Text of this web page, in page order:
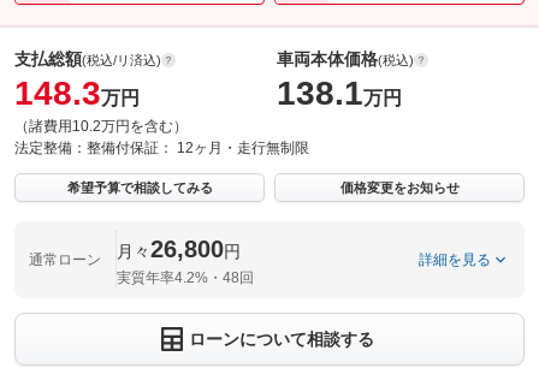
支払総額(税込/リ済込)
148.3万円
（諸費用10.2万円を含む）
車両本体価格(税込)
138.1万円
法定整備： 整備付保証： 12ヶ月・走行無制限
希望予算で相談してみる 価格変更をお知らせ
通常ローン 月々26,800円
実質年率4.2%・48回
詳細を見る
ローンについて相談する